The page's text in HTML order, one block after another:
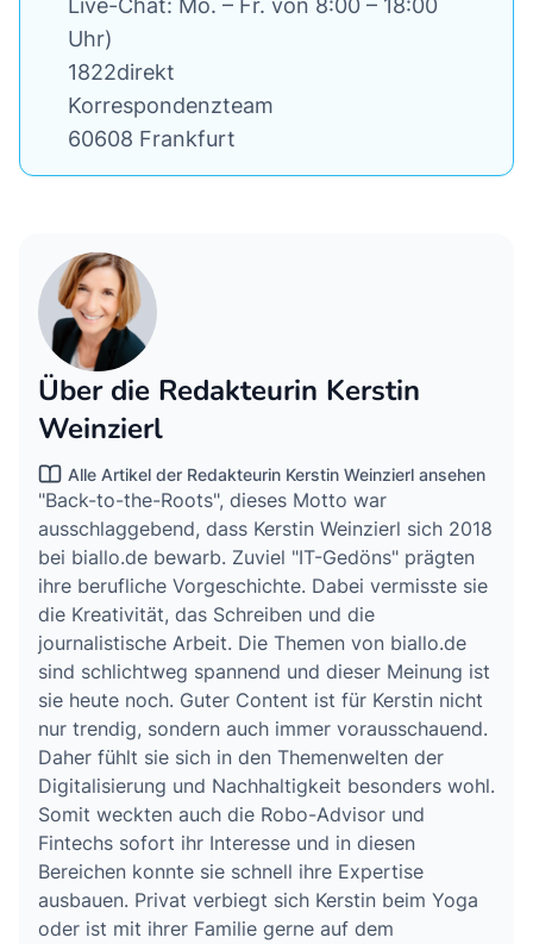
Live-Chat: Mo. – Fr. von 8:00 – 18:00
Uhr)
1822direkt
Korrespondenzteam
60608 Frankfurt
Über die Redakteurin Kerstin
Weinzierl
Alle Artikel der Redakteurin Kerstin Weinzierl ansehen
"Back-to-the-Roots", dieses Motto war
ausschlaggebend, dass Kerstin Weinzierl sich 2018
bei biallo.de bewarb. Zuviel "IT-Gedöns" prägten
ihre berufliche Vorgeschichte. Dabei vermisste sie
die Kreativität, das Schreiben und die
journalistische Arbeit. Die Themen von biallo.de
sind schlichtweg spannend und dieser Meinung ist
sie heute noch. Guter Content ist für Kerstin nicht
nur trendig, sondern auch immer vorausschauend.
Daher fühlt sie sich in den Themenwelten der
Digitalisierung und Nachhaltigkeit besonders wohl.
Somit weckten auch die Robo-Advisor und
Fintechs sofort ihr Interesse und in diesen
Bereichen konnte sie schnell ihre Expertise
ausbauen. Privat verbiegt sich Kerstin beim Yoga
oder ist mit ihrer Familie gerne auf dem